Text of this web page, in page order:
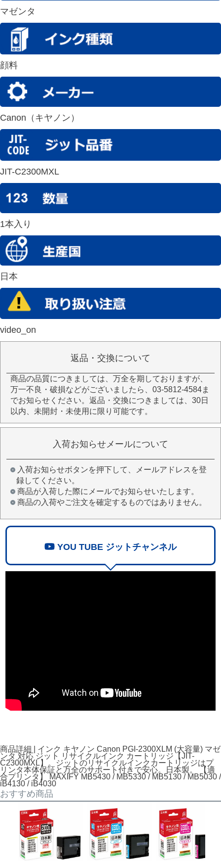
マゼンタ
顔料
Canon（キヤノン）
JIT-C2300MXL
1本入り
日本
video_on
返品・交換について
商品の品質につきましては、万全を期しておりますが、
万一不良・破損などがございましたら、03-5812-4584ま
でお知らせください。返品・交換につきましては、30日
以内、未開封・未使用に限り可能です。
入荷お知らせメールについて
入荷お知らせボタンを押下して、メールアドレスを登
録してください。
商品が入荷した際にメールでお知らせいたします。
商品の入荷やご注文を確定するものではありません。
YOU TUBE ジットチャンネル
商品詳細 | インク キヤノン Canon PGI-2300XLM (大容量) マゼ
ンタ 対応 ジット リサイクルインク カートリッジ【JIT-
C2300MXL】。ジットのリサイクルインクカートリッジはプ
リンタ本体保証と万全のサポート付きで安心。日本製。 【適
合プリンタ】 MAXIFY MB5430 / MB5330 / MB5130 / MB5030 /
iB4130 / iB4030
おすすめ商品